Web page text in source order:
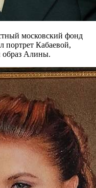
московский фонд
портрет Кабаевой,
образ Алины.